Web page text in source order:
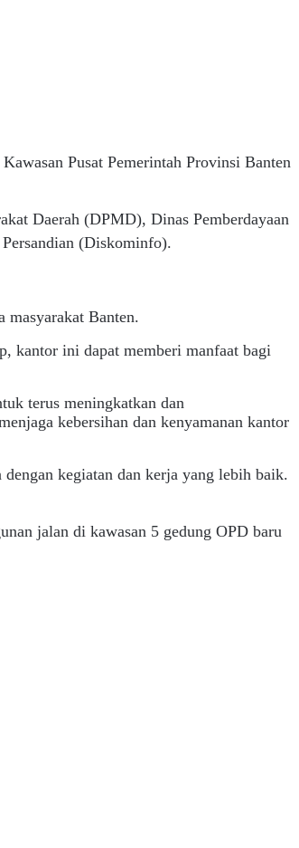
Pusat Pemerintah Provinsi Banten
Daerah (DPMD), Dinas Pemberdayaan
(Diskominfo).
masyarakat Banten.
kantor ini dapat memberi manfaat bagi
terus meningkatkan dan
kebersihan dan kenyamanan kantor
kegiatan dan kerja yang lebih baik.
jalan di kawasan 5 gedung OPD baru